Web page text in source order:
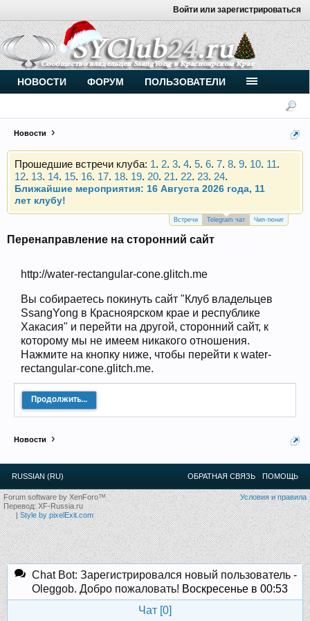
Войти или зарегистрироваться
Новости
Внимание, новые участники нашего клуба!
Основное общение происходит вTelegram-чате.
Присоединяйтесь.
Чип-тюнинг (прошивка) дизелей от
12
19 20 .21. 22 .23. 24
Ближайшие мероприятия: 16 Августа 2026 года, 11
лет клубу!
Внимание, новые участники нашего клуба!
Основное общение происходит вTelegram-чате.
Vahmurka
Прошедшие встречи клуба:1.2 .3.4.5 .6.7.8.9.10
12.13.14.15.16.17.18 .19.20.21 .22.23.24.
Ближайшие мероприятия: 16 Августа 2026 года, 11
лет клубу!
Встречи Telegram чат Чип-тюниг
Перенаправление на сторонний сайт
http://water-rectangular-cone.glitch.me
Вы собираетесь покинуть сайт "Клуб владельцев
SsangYong в Красноярском крае и республике
Хакасия" и перейти на другой, сторонний сайт, к
которому мы не имеем никакого отношения.
Нажмите на кнопку ниже, чтобы перейти к water-
rectangular-cone.glitch.me.
Продолжить...
Новости
НОВОСТИ ФОРУМ ПОЛЬЗОВАТЕЛИ
RUSSIAN (RU) ОБРАТНАЯ СВЯЗЬ ПОМОЩЬ
Условия и правила
Forum software by XenForo™
Перевод:XF-Russia.ru
|Style by pixelExit.com
Chat Bot: Зарегистрировался новый пользователь -
Oleggob. Добро пожаловать! Воскресенье в 00:53
Чат [0]